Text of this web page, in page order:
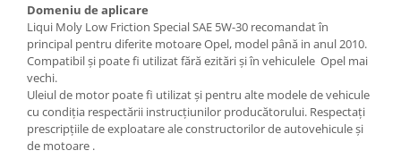
0W30
0W40
10W40
5W20
5W30
5W40
Domeniu de aplicare
Liqui Moly Low Friction Special SAE 5W-30 recomandat în
principal pentru diferite motoare Opel, model până in anul 2010.
Compatibil și poate fi utilizat fără ezitări și în vehiculele Opel mai
vechi.
Uleiul de motor poate fi utilizat și pentru alte modele de vehicule
cu condiția respectării instrucțiunilor producătorului. Respectaţi
prescripţiile de exploatare ale constructorilor de autovehicule şi
de motoare .